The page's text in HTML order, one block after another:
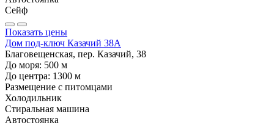
Сейф
Показать цены
Дом под-ключ Казачий 38А
Благовещенская, пер. Казачий, 38
До моря: 500 м
До центра: 1300 м
Размещение с питомцами
Холодильник
Стиральная машина
Автостоянка